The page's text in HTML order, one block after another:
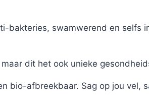
bakteries, swamwerend en selfs
dit het ook unieke
bio-afbreekbaar. Sag op jou vel,